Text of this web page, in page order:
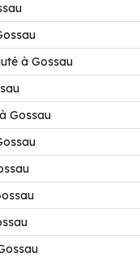
à Gossau
Gossau